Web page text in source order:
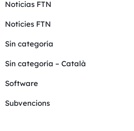
Noticias FTN
Notícies FTN
Sin categoría
Sin categoría – Català
Software
Subvencions